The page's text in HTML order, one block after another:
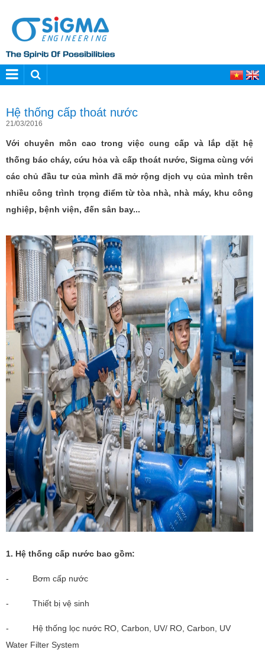
Hệ thống cấp thoát nước
21/03/2016
Với chuyên môn cao trong việc cung cấp và lắp dặt hệ
thống báo cháy, cứu hỏa và cấp thoát nước, Sigma cùng với
các chủ đầu tư của mình đã mở rộng dịch vụ của mình trên
nhiều công trình trọng điểm từ tòa nhà, nhà máy, khu công
nghiệp, bệnh viện, đến sân bay...
1. Hệ thống cấp nước bao gồm:
- Bơm cấp nước
- Thiết bị vệ sinh
- Hệ thống lọc nước RO, Carbon, UV/ RO, Carbon, UV
Water Filter System